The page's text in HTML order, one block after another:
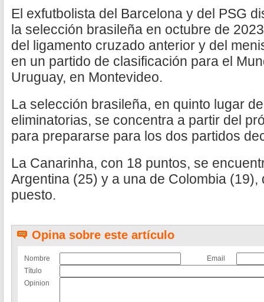
El exfutbolista del Barcelona y del PSG
la selección brasileña en octubre de
del ligamento cruzado anterior y del
en un partido de clasificación para el
Uruguay, en Montevideo.
La selección brasileña, en quinto lugar
eliminatorias, se concentra a partir del
para prepararse para los dos partidos
La Canarinha, con 18 puntos, se
Argentina (25) y a una de Colombia (19),
puesto.
Opina sobre este artículo
Nombre
Email
Título
Opinion